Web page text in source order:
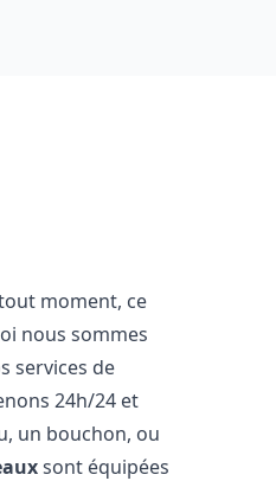
moment, ce
nous sommes
services de
24h/24 et
un bouchon, ou
sont équipées